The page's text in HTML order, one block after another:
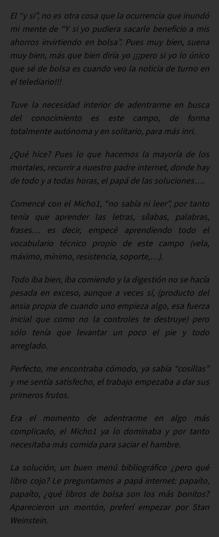
El “y si”, no es otra cosa que la ocurrencia que inundó
mi mente de “Y si yo pudiera sacarle beneficio a mis
ahorros invirtiendo en bolsa”. Pues muy bien, suena
muy bien, más que bien diría yo ¡¡¡pero si yo lo único
que sé de bolsa es cuando veo la noticia de turno en
el telediario!!!
Tuve la necesidad interior de adentrarme en busca
del conocimiento es este campo, de forma
totalmente autónoma y en solitario, para más inri.
¿Qué hice? Pues lo que hacemos la mayoría de los
mortales, recurrir a nuestro padre internet, donde hay
de todo y a todas horas, el papá de las soluciones….
Comencé con el Micho1, “no sabía ni leer”, por tanto
tenía que aprender las letras, sílabas, palabras,
frases… es decir, empecé aprendiendo todo el
vocabulario técnico propio de este campo (vela,
máximo, mínimo, resistencia, soporte,…).
Todo iba bien, iba comiendo y la digestión no se hacía
pesada en exceso, aunque a veces sí, (producto del
ansia propia de cuando uno empieza algo, esa fuerza
inicial que como no la controles te destruye) pero
sólo tenía que levantar un poco el pie y todo
arreglado.
Perfecto, me encontraba cómodo, ya sabía “cosillas”
y me sentía satisfecho, el trabajo empezaba a dar sus
primeros frutos.
Era el momento de adentrarme en algo más
complicado, el Micho1 ya lo dominaba y por tanto
necesitaba más comida para saciar el hambre.
La solución, un buen menú bibliográfico ¿pero qué
libro cojo? Le preguntamos a papá internet: papaíto,
papaíto, ¿qué libros de bolsa son los más bonitos?
Aparecieron un montón, preferí empezar por Stan
Weinstein.